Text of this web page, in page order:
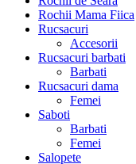
Rochii Mama Fiica
Rucsacuri
Accesorii
Rucsacuri barbati
Barbati
Rucsacuri dama
Femei
Saboti
Barbati
Femei
Salopete